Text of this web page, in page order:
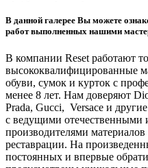
В данной галерее Вы можете
работ выполненных нашими
В компании Reset работают
высококвалифицированные
обуви, сумок и курток с
менее 8 лет. Нам доверяют
Prada, Gucci, Versace и
с ведущими отечественными
производителями
реставрации. На
постоянных и впервые